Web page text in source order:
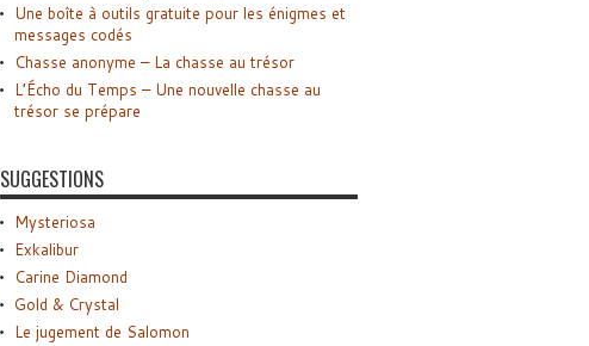
Une boîte à outils gratuite pour les énigmes et
messages codés
Chasse anonyme – La chasse au trésor
L’Écho du Temps – Une nouvelle chasse au
trésor se prépare
SUGGESTIONS
Mysteriosa
Exkalibur
Carine Diamond
Gold & Crystal
Le jugement de Salomon